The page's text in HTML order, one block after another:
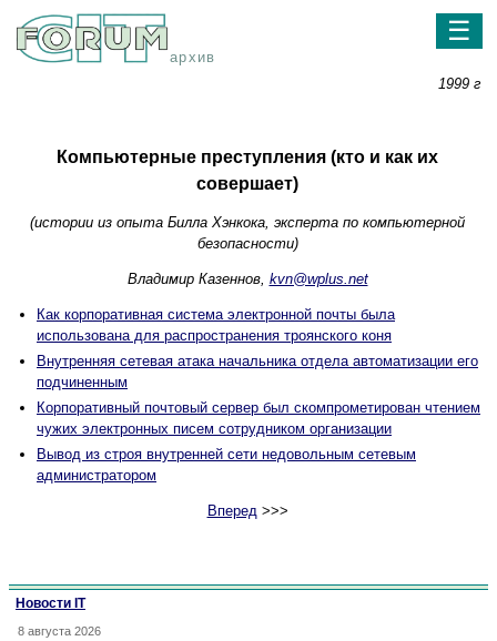
архив
☰
1999 г
Компьютерные преступления (кто и как их
совершает)
(истории из опыта Билла Хэнкока, эксперта по компьютерной
безопасности)
Владимир Казеннов, kvn@wplus.net
Как корпоративная система электронной почты была
использована для распространения троянского коня
Внутренняя сетевая атака начальника отдела автоматизации его
подчиненным
Корпоративный почтовый сервер был скомпрометирован чтением
чужих электронных писем сотрудником организации
Вывод из строя внутренней сети недовольным сетевым
администратором
Вперед>>>
Новости IT
8 августа 2026